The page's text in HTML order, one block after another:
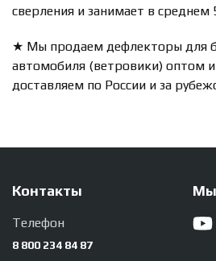
сверления и занимает в среднем
★ Мы продаем дефлекторы для
автомобиля (ветровики) оптом и
доставляем по России и за
Контакты
Телефон
8 800 234 84 87
Мы